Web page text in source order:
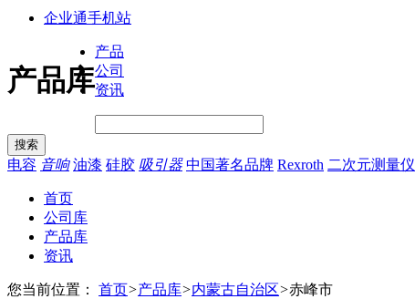
企业通手机站
产品库
产品
公司
资讯
电容 音响 油漆 硅胶 吸引器 中国著名品牌 Rexroth 二次元测量仪
首页
公司库
产品库
资讯
您当前位置： 首页>产品库>内蒙古自治区>赤峰市